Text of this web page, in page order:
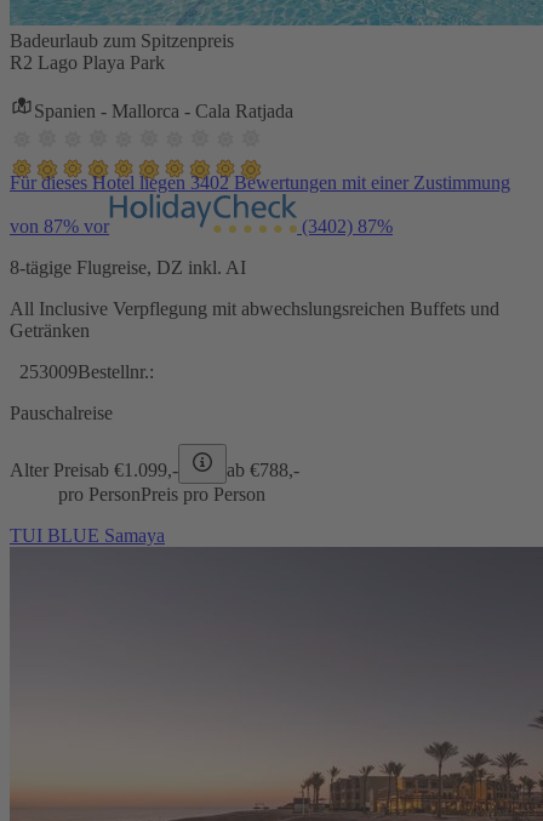
Badeurlaub zum Spitzenpreis
R2 Lago Playa Park
Spanien - Mallorca - Cala Ratjada
Für dieses Hotel liegen 3402 Bewertungen mit einer Zustimmung
von 87% vor (3402) 87%
8-tägige Flugreise, DZ inkl. AI
All Inclusive Verpflegung mit abwechslungsreichen Buffets und
Getränken
253009Bestellnr.:
Pauschalreise
Alter Preisab €1.099,- ab €788,-
pro PersonPreis pro Person
TUI BLUE Samaya